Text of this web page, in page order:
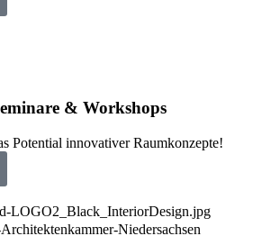
& Workshops
Potential innovativer Raumkonzepte!